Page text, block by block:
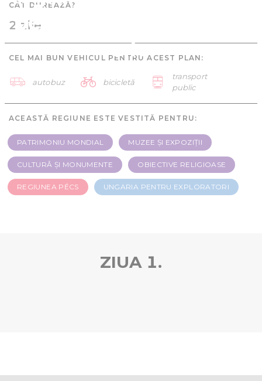
pentru exploratori - 2
zile
CÂT DUREAZĂ?
2 zile
CEL MAI BUN VEHICUL PENTRU ACEST PLAN:
autobuz bicicletă
transport
public
ACEASTĂ REGIUNE ESTE VESTITĂ PENTRU:
PATRIMONIU MONDIAL MUZEE ȘI EXPOZIȚII
CULTURĂ ȘI MONUMENTE OBIECTIVE RELIGIOASE
REGIUNEA PÉCS UNGARIA PENTRU EXPLORATORI
ZIUA 1.